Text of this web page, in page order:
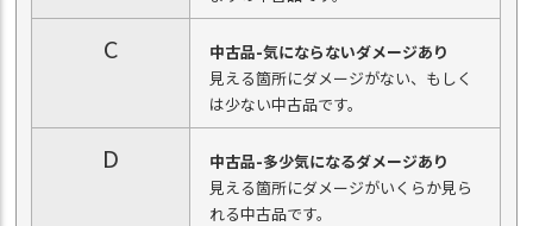
C
中古品-気にならないダメージあり
見える箇所にダメージがない、もしく
は少ない中古品です。
D
中古品-多少気になるダメージあり
見える箇所にダメージがいくらか見ら
れる中古品です。